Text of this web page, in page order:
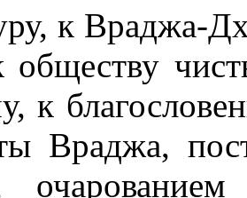
к Враджа-
обществу
к
Враджа,